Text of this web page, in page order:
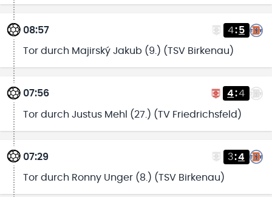
08:57 4:5
Tor durch Majirský Jakub (9.) (TSV Birkenau)
07:56 4:4
Tor durch Justus Mehl (27.) (TV Friedrichsfeld)
07:29 3:4
Tor durch Ronny Unger (8.) (TSV Birkenau)